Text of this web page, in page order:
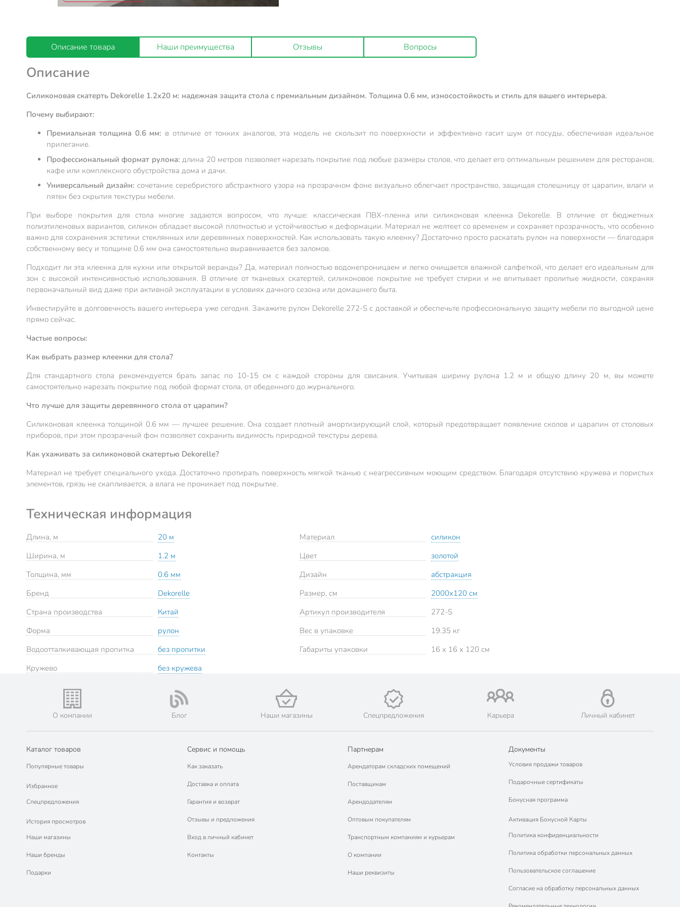
Описание товара Наши преимущества Отзывы Вопросы
Описание
Силиконовая скатерть Dekorelle 1.2х20 м: надежная защита стола с премиальным дизайном. Толщина 0.6 мм, износостойкость и стиль для вашего интерьера.
Почему выбирают:
Премиальная толщина 0.6 мм: в отличие от тонких аналогов, эта модель не скользит по поверхности и эффективно гасит шум от посуды, обеспечивая идеальное
прилегание.
Профессиональный формат рулона: длина 20 метров позволяет нарезать покрытие под любые размеры столов, что делает его оптимальным решением для ресторанов,
кафе или комплексного обустройства дома и дачи.
Универсальный дизайн: сочетание серебристого абстрактного узора на прозрачном фоне визуально облегчает пространство, защищая столешницу от царапин, влаги и
пятен без скрытия текстуры мебели.
При выборе покрытия для стола многие задаются вопросом, что лучше: классическая ПВХ-пленка или силиконовая клеенка Dekorelle. В отличие от бюджетных
полиэтиленовых вариантов, силикон обладает высокой плотностью и устойчивостью к деформации. Материал не желтеет со временем и сохраняет прозрачность, что особенно
важно для сохранения эстетики стеклянных или деревянных поверхностей. Как использовать такую клеенку? Достаточно просто раскатать рулон на поверхности — благодаря
собственному весу и толщине 0.6 мм она самостоятельно выравнивается без заломов.
Подходит ли эта клеенка для кухни или открытой веранды? Да, материал полностью водонепроницаем и легко очищается влажной салфеткой, что делает его идеальным для
зон с высокой интенсивностью использования. В отличие от тканевых скатертей, силиконовое покрытие не требует стирки и не впитывает пролитые жидкости, сохраняя
первоначальный вид даже при активной эксплуатации в условиях дачного сезона или домашнего быта.
Инвестируйте в долговечность вашего интерьера уже сегодня. Закажите рулон Dekorelle 272-S с доставкой и обеспечьте профессиональную защиту мебели по выгодной цене
прямо сейчас.
Частые вопросы:
Как выбрать размер клеенки для стола?
Для стандартного стола рекомендуется брать запас по 10-15 см с каждой стороны для свисания. Учитывая ширину рулона 1.2 м и общую длину 20 м, вы можете
самостоятельно нарезать покрытие под любой формат стола, от обеденного до журнального.
Что лучше для защиты деревянного стола от царапин?
Силиконовая клеенка толщиной 0.6 мм — лучшее решение. Она создает плотный амортизирующий слой, который предотвращает появление сколов и царапин от столовых
приборов, при этом прозрачный фон позволяет сохранить видимость природной текстуры дерева.
Как ухаживать за силиконовой скатертью Dekorelle?
Материал не требует специального ухода. Достаточно протирать поверхность мягкой тканью с неагрессивным моющим средством. Благодаря отсутствию кружева и пористых
элементов, грязь не скапливается, а влага не проникает под покрытие.
Техническая информация
Длина, м
20 м
Ширина, м
1.2 м
Толщина, мм
0.6 мм
Бренд
Dekorelle
Страна производства
Китай
Форма
рулон
Водоотталкивающая пропитка
без пропитки
Кружево
без кружева
Материал
силикон
Цвет
золотой
Дизайн
абстракция
Размер, см
2000х120 см
Артикул производителя
272-S
Вес в упаковке
19.35 кг
Габариты упаковки
16 x 16 x 120 см
О компании Блог Наши магазины Спецпредложения Карьера Личный кабинет
Каталог товаров
Популярные товары
Избранное
Спецпредложения
История просмотров
Наши магазины
Наши бренды
Подарки
Сервис и помощь
Как заказать
Доставка и оплата
Гарантия и возврат
Отзывы и предложения
Вход в личный кабинет
Контакты
Партнерам
Арендаторам складских помещений
Поставщикам
Арендодателям
Оптовым покупателям
Транспортным компаниям и курьерам
О компании
Наши реквизиты
Документы
Условия продажи товаров
Подарочные сертификаты
Бонусная программа
Активация Бонусной Карты
Политика конфиденциальности
Политика обработки персональных данных
Пользовательское соглашение
Согласие на обработку персональных данных